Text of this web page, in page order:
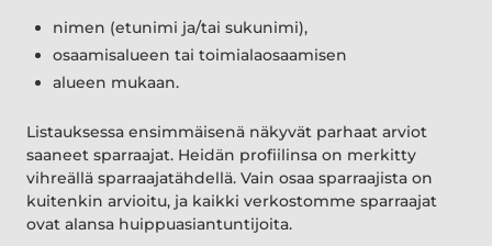
nimen (etunimi ja/tai sukunimi),
osaamisalueen tai toimialaosaamisen
alueen mukaan.
Listauksessa ensimmäisenä näkyvät parhaat arviot
saaneet sparraajat. Heidän profiilinsa on merkitty
vihreällä sparraajatähdellä. Vain osaa sparraajista on
kuitenkin arvioitu, ja kaikki verkostomme sparraajat
ovat alansa huippuasiantuntijoita.